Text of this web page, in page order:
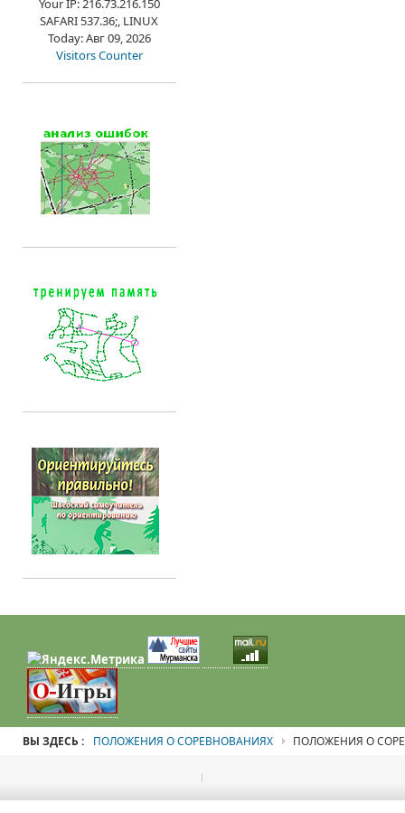
Your IP: 216.73.216.150
SAFARI 537.36;, LINUX
Today: Авг 09, 2026
Visitors Counter
ВЫ ЗДЕСЬ : ПОЛОЖЕНИЯ О СОРЕВНОВАНИЯХ ПОЛОЖЕНИЯ О